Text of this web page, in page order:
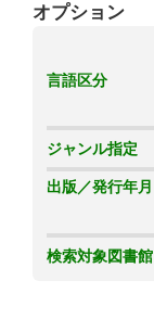
オプション
言語区分
ジャンル指定
出版／発行年月
検索対象図書館